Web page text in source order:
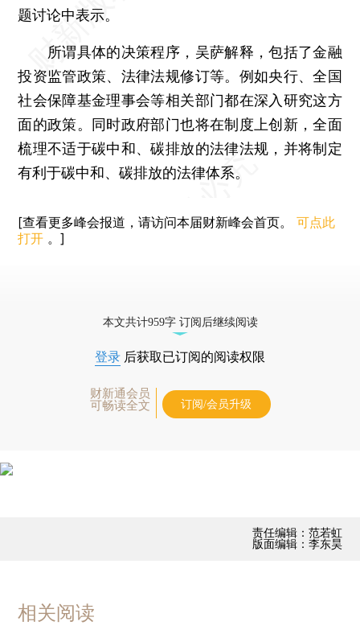
题讨论中表示。
所谓具体的决策程序，吴萨解释，包括了金融
投资监管政策、法律法规修订等。例如央行、全国
社会保障基金理事会等相关部门都在深入研究这方
面的政策。同时政府部门也将在制度上创新，全面
梳理不适于碳中和、碳排放的法律法规，并将制定
有利于碳中和、碳排放的法律体系。
[查看更多峰会报道，请访问本届财新峰会首页。可点此
打开 。]
本文共计959字 订阅后继续阅读
登录 后获取已订阅的阅读权限
财新通会员
可畅读全文
订阅/会员升级
责任编辑：范若虹
版面编辑：李东昊
相关阅读